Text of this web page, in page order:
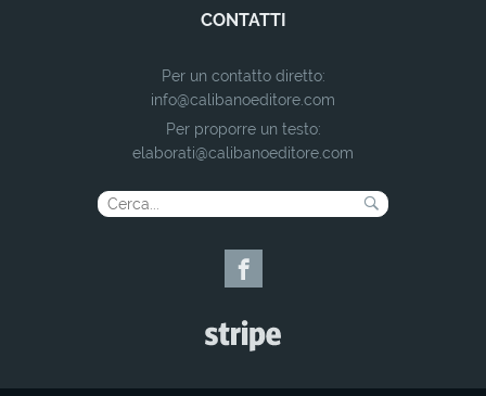
CONTATTI
Per un contatto diretto:
info@calibanoeditore.com
Per proporre un testo:
elaborati@calibanoeditore.com